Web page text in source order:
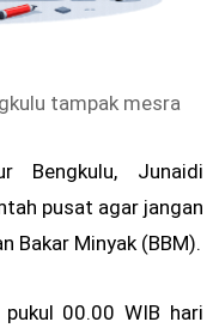
tampak mesra
Bengkulu, Junaidi
pusat agar jangan
Bakar Minyak (BBM).
00.00 WIB hari